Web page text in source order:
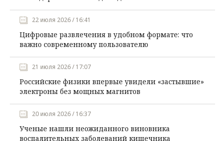
22 июля 2026 / 16:41
Цифровые развлечения в удобном формате: что
важно современному пользователю
21 июля 2026 / 17:07
Российские физики впервые увидели «застывшие»
электроны без мощных магнитов
20 июля 2026 / 16:37
Ученые нашли неожиданного виновника
воспалительных заболеваний кишечника